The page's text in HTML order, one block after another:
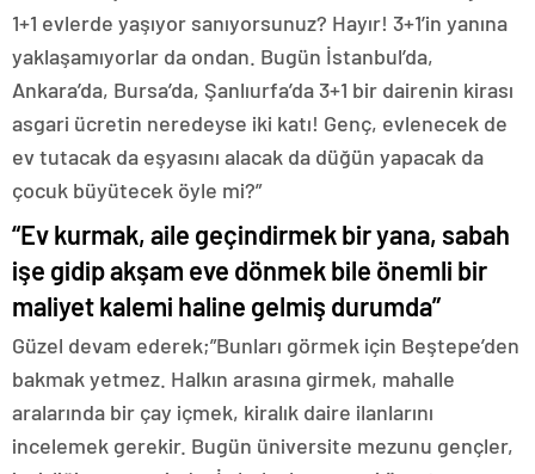
1+1 evlerde yaşıyor sanıyorsunuz? Hayır! 3+1’in yanına
yaklaşamıyorlar da ondan. Bugün İstanbul’da,
Ankara’da, Bursa’da, Şanlıurfa’da 3+1 bir dairenin kirası
asgari ücretin neredeyse iki katı! Genç, evlenecek de
ev tutacak da eşyasını alacak da düğün yapacak da
çocuk büyütecek öyle mi?”
“Ev kurmak, aile geçindirmek bir yana, sabah
işe gidip akşam eve dönmek bile önemli bir
maliyet kalemi haline gelmiş durumda”
Güzel devam ederek;”Bunları görmek için Beştepe’den
bakmak yetmez. Halkın arasına girmek, mahalle
aralarında bir çay içmek, kiralık daire ilanlarını
incelemek gerekir. Bugün üniversite mezunu gençler,